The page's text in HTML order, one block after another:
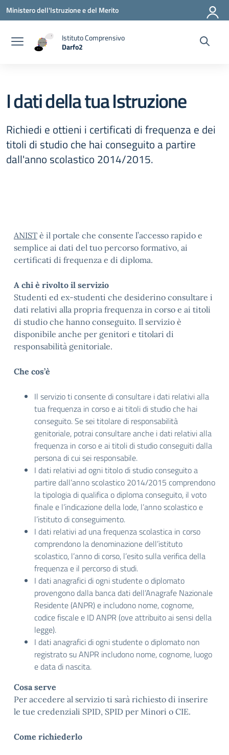
Vai ai contenuti
Vai al menu di navigazione
Vai al footer
Ministero dell'Istruzione e del Merito
Istituto Comprensivo
Darfo2
I dati della tua Istruzione
Richiedi e ottieni i certificati di frequenza e dei
titoli di studio che hai conseguito a partire
dall'anno scolastico 2014/2015.
ANIST è il portale che consente l’accesso rapido e
semplice ai dati del tuo percorso formativo, ai
certificati di frequenza e di diploma.
A chi è rivolto il servizio
Studenti ed ex-studenti che desiderino consultare i
dati relativi alla propria frequenza in corso e ai titoli
di studio che hanno conseguito. Il servizio è
disponibile anche per genitori e titolari di
responsabilità genitoriale.
Che cos’è
Il servizio ti consente di consultare i dati relativi alla
tua frequenza in corso e ai titoli di studio che hai
conseguito. Se sei titolare di responsabilità
genitoriale, potrai consultare anche i dati relativi alla
frequenza in corso e ai titoli di studio conseguiti dalla
persona di cui sei responsabile.
I dati relativi ad ogni titolo di studio conseguito a
partire dall’anno scolastico 2014/2015 comprendono
la tipologia di qualifica o diploma conseguito, il voto
finale e l’indicazione della lode, l’anno scolastico e
l’istituto di conseguimento.
I dati relativi ad una frequenza scolastica in corso
comprendono la denominazione dell’istituto
scolastico, l’anno di corso, l’esito sulla verifica della
frequenza e il percorso di studi.
I dati anagrafici di ogni studente o diplomato
provengono dalla banca dati dell’Anagrafe Nazionale
Residente (ANPR) e includono nome, cognome,
codice fiscale e ID ANPR (ove attribuito ai sensi della
legge).
I dati anagrafici di ogni studente o diplomato non
registrato su ANPR includono nome, cognome, luogo
e data di nascita.
Cosa serve
Per accedere al servizio ti sarà richiesto di inserire
le tue credenziali SPID, SPID per Minori o CIE.
Come richiederlo